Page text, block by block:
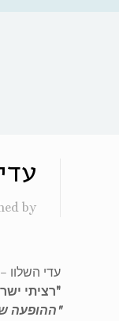
by
עדי השלוו – כהן ,
"רציתי
"ההופעה